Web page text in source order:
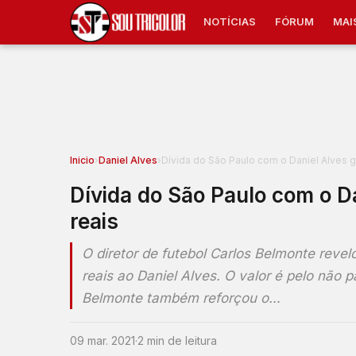
NOTÍCIAS FÓRUM
Inicio›Daniel Alves›Dívida do São Paulo com o Daniel Alves
Dívida do São Paulo com o
reais
O diretor de futebol Carlos Belmonte
reais ao Daniel Alves. O valor é pelo não
Belmonte também reforçou o…
09 mar. 2021·2 min de leitura